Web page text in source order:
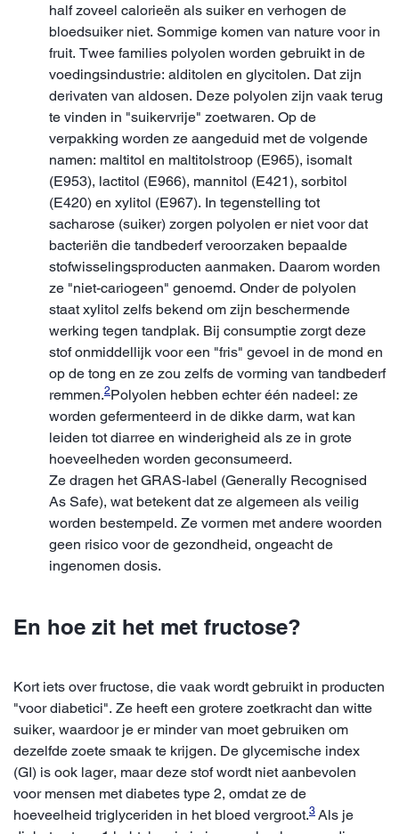
half zoveel calorieën als suiker en verhogen de
bloedsuiker niet. Sommige komen van nature voor in
fruit. Twee families polyolen worden gebruikt in de
voedingsindustrie: alditolen en glycitolen. Dat zijn
derivaten van aldosen. Deze polyolen zijn vaak terug
te vinden in "suikervrije" zoetwaren. Op de
verpakking worden ze aangeduid met de volgende
namen: maltitol en maltitolstroop (E965), isomalt
(E953), lactitol (E966), mannitol (E421), sorbitol
(E420) en xylitol (E967). In tegenstelling tot
sacharose (suiker) zorgen polyolen er niet voor dat
bacteriën die tandbederf veroorzaken bepaalde
stofwisselingsproducten aanmaken. Daarom worden
ze "niet-cariogeen" genoemd. Onder de polyolen
staat xylitol zelfs bekend om zijn beschermende
werking tegen tandplak. Bij consumptie zorgt deze
stof onmiddellijk voor een "fris" gevoel in de mond en
op de tong en ze zou zelfs de vorming van tandbederf
remmen.2Polyolen hebben echter één nadeel: ze
worden gefermenteerd in de dikke darm, wat kan
leiden tot diarree en winderigheid als ze in grote
hoeveelheden worden geconsumeerd.
Ze dragen het GRAS-label (Generally Recognised
As Safe), wat betekent dat ze algemeen als veilig
worden bestempeld. Ze vormen met andere woorden
geen risico voor de gezondheid, ongeacht de
ingenomen dosis.
En hoe zit het met fructose?
Kort iets over fructose, die vaak wordt gebruikt in producten
"voor diabetici". Ze heeft een grotere zoetkracht dan witte
suiker, waardoor je er minder van moet gebruiken om
dezelfde zoete smaak te krijgen. De glycemische index
(GI) is ook lager, maar deze stof wordt niet aanbevolen
voor mensen met diabetes type 2, omdat ze de
hoeveelheid triglyceriden in het bloed vergroot.3 Als je